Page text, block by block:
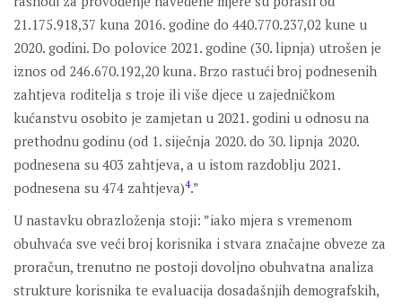
21.175.918,37 kuna 2016. godine do 440.770.237,02 kune u
2020. godini. Do polovice 2021. godine (30. lipnja) utrošen je
iznos od 246.670.192,20 kuna. Brzo rastući broj podnesenih
zahtjeva roditelja s troje ili više djece u zajedničkom
kućanstvu osobito je zamjetan u 2021. godini u odnosu na
prethodnu godinu (od 1. siječnja 2020. do 30. lipnja 2020.
podnesena su 403 zahtjeva, a u istom razdoblju 2021.
podnesena su 474 zahtjeva)4.”
U nastavku obrazloženja stoji: ”iako mjera s vremenom
obuhvaća sve veći broj korisnika i stvara značajne obveze za
proračun, trenutno ne postoji dovoljno obuhvatna analiza
strukture korisnika te evaluacija dosadašnjih demografskih,